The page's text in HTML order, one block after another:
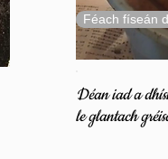
Féach físeán
Déan iad a
le glantach